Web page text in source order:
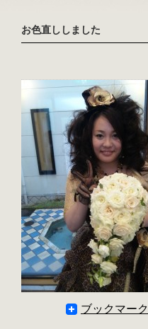
お色直ししました
ブックマーク